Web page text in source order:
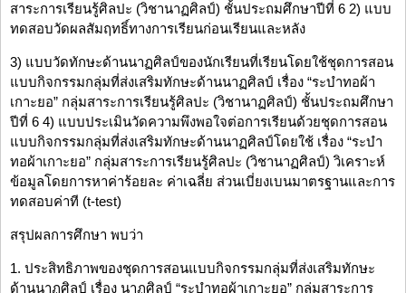
สาระการเรียนรู้ศิลปะ (วิชานาฏศิลป์) ชั้นประถมศึกษาปีที่ 6 2) แบบ
ทดสอบวัดผลสัมฤทธิ์ทางการเรียนก่อนเรียนและหลัง
3) แบบวัดทักษะด้านนาฏศิลป์ของนักเรียนที่เรียนโดยใช้ชุดการสอน
แบบกิจกรรมกลุ่มที่ส่งเสริมทักษะด้านนาฏศิลป์ เรื่อง “ระบำทอผ้า
เกาะยอ” กลุ่มสาระการเรียนรู้ศิลปะ (วิชานาฏศิลป์) ชั้นประถมศึกษา
ปีที่ 6 4) แบบประเมินวัดความพึงพอใจต่อการเรียนด้วยชุดการสอน
แบบกิจกรรมกลุ่มที่ส่งเสริมทักษะด้านนาฏศิลป์โดยใช้ เรื่อง “ระบำ
ทอผ้าเกาะยอ” กลุ่มสาระการเรียนรู้ศิลปะ (วิชานาฏศิลป์) วิเคราะห์
ข้อมูลโดยการหาค่าร้อยละ ค่าเฉลี่ย ส่วนเบี่ยงเบนมาตรฐานและการ
ทดสอบค่าที (t-test)
สรุปผลการศึกษา พบว่า
1. ประสิทธิภาพของชุดการสอนแบบกิจกรรมกลุ่มที่ส่งเสริมทักษะ
ด้านนาฏศิลป์ เรื่อง นาฏศิลป์ “ระบำทอผ้าเกาะยอ” กลุ่มสาระการ